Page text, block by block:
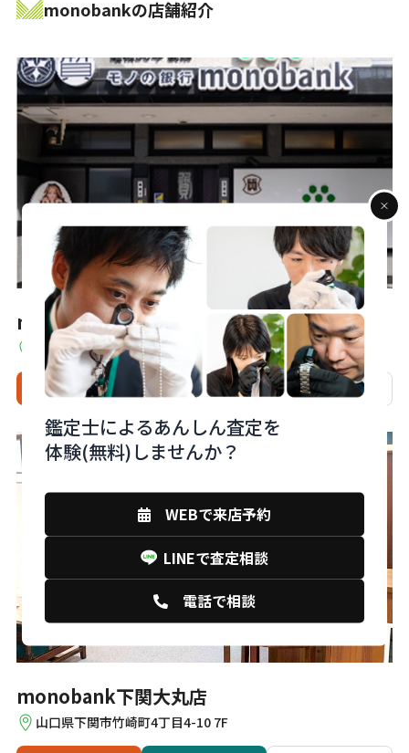
monobankの店舗紹介
monobank下関店
山口県下関市中之町11-7
来店予約 電話 相談 店舗詳細
monobank下関大丸店
山口県下関市竹崎町4丁目4-10 7F
鑑定士によるあんしん査定を
体験(無料)しませんか？
WEBで来店予約
LINEで査定相談
電話で相談